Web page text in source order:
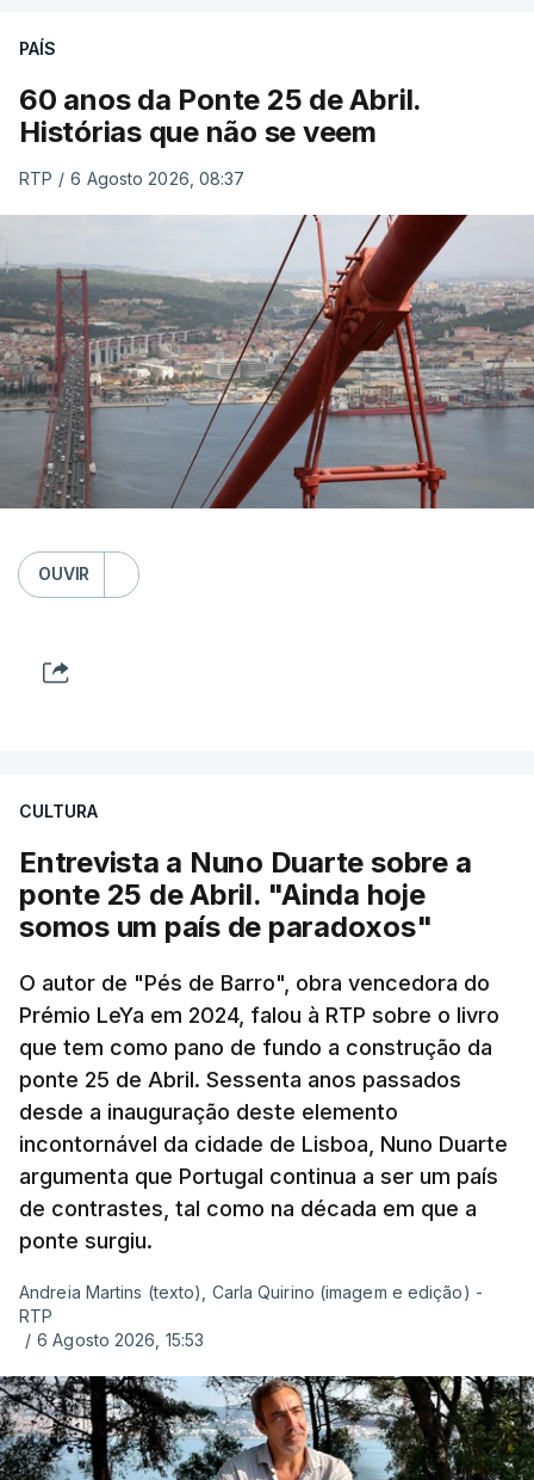
PAÍS
60 anos da Ponte 25 de Abril.
Histórias que não se veem
RTP / 6 Agosto 2026, 08:37
OUVIR
CULTURA
Entrevista a Nuno Duarte sobre a
ponte 25 de Abril. "Ainda hoje
somos um país de paradoxos"
O autor de "Pés de Barro", obra vencedora do
Prémio LeYa em 2024, falou à RTP sobre o livro
que tem como pano de fundo a construção da
ponte 25 de Abril. Sessenta anos passados
desde a inauguração deste elemento
incontornável da cidade de Lisboa, Nuno Duarte
argumenta que Portugal continua a ser um país
de contrastes, tal como na década em que a
ponte surgiu.
Andreia Martins (texto), Carla Quirino (imagem e edição) -
RTP
/ 6 Agosto 2026, 15:53